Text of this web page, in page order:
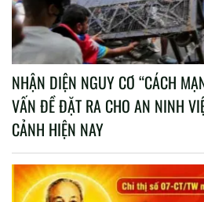
NHẬN DIỆN NGUY CƠ “CÁCH
VẤN ĐỀ ĐẶT RA CHO AN NINH
CẢNH HIỆN NAY